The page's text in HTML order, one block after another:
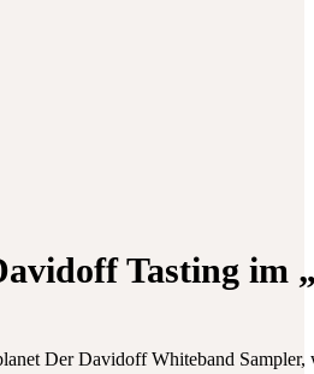
Tasting im
Der Davidoff Whiteband